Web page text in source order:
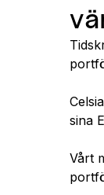
sina
Vårt